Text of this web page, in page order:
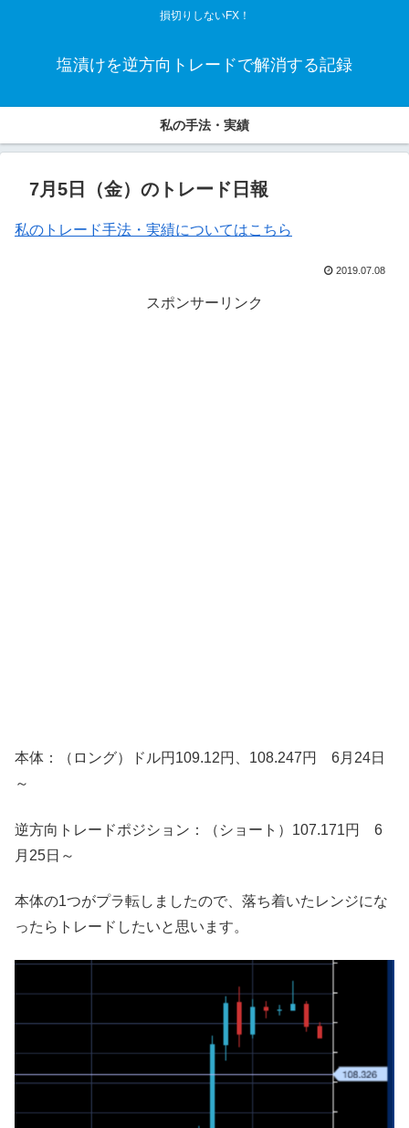
損切りしないFX！
塩漬けを逆方向トレードで解消する記録
私の手法・実績
7月5日（金）のトレード日報
私のトレード手法・実績についてはこちら
2019.07.08
スポンサーリンク
本体：（ロング）ドル円109.12円、108.247円 6月24日
～
逆方向トレードポジション：（ショート）107.171円 6
月25日～
本体の1つがプラ転しましたので、落ち着いたレンジにな
ったらトレードしたいと思います。